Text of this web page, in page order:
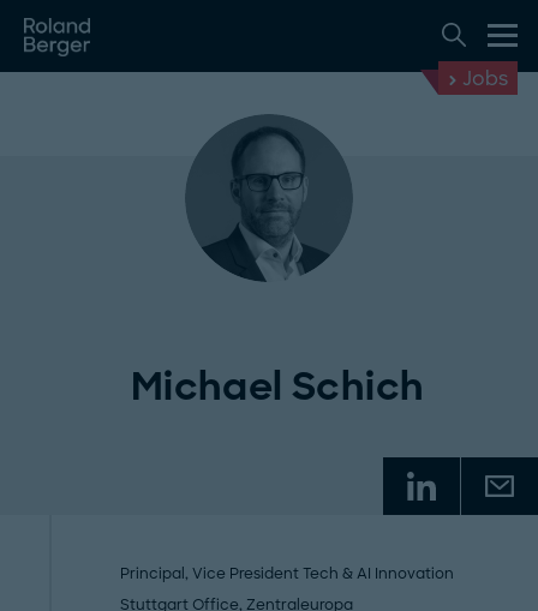
Jobs
Michael Schich
Principal, Vice President Tech & AI Innovation
Stuttgart Office, Zentraleuropa